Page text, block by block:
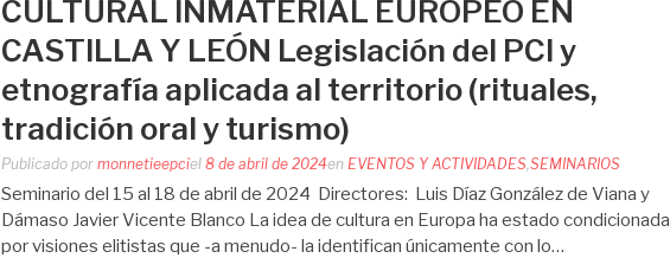
CULTURAL INMATERIAL EUROPEO EN
CASTILLA Y LEÓN Legislación del PCI y
etnografía aplicada al territorio (rituales,
tradición oral y turismo)
Publicado por monnetieepciel 8 de abril de 2024en EVENTOS Y ACTIVIDADES SEMINARIOS
Seminario del 15 al 18 de abril de 2024 Directores: Luis Díaz González de Viana y
Dámaso Javier Vicente Blanco La idea de cultura en Europa ha estado condicionada
por visiones elitistas que -a menudo- la identifican únicamente con lo…